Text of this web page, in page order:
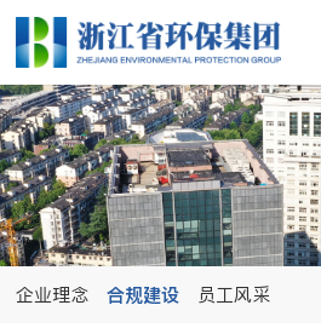
企业理念 合规建设 员工风采